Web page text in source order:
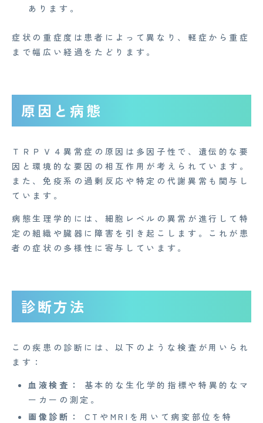
あります。
症状の重症度は患者によって異なり、軽症から重症
まで幅広い経過をたどります。
原因と病態
ＴＲＰＶ４異常症の原因は多因子性で、遺伝的な要
因と環境的な要因の相互作用が考えられています。
また、免疫系の過剰反応や特定の代謝異常も関与し
ています。
病態生理学的には、細胞レベルの異常が進行して特
定の組織や臓器に障害を引き起こします。これが患
者の症状の多様性に寄与しています。
診断方法
この疾患の診断には、以下のような検査が用いられ
ます：
血液検査：
基本的な生化学的指標や特異的なマ
ーカーの測定。
画像診断：
CTやMRIを用いて病変部位を特
AGAメディア
Medi Face Journal
お知らせ
イベント